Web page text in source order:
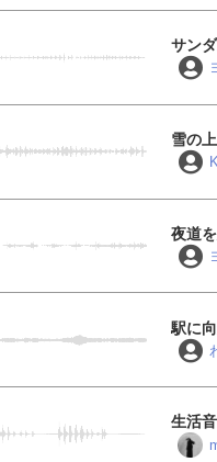
サン
雪の
夜道
駅に
生活